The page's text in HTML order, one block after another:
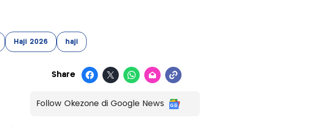
Haji 2026 haji
Share
Follow Okezone di Google News